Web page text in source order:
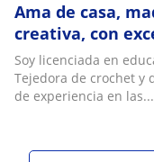
Ama de casa,
creativa, con
las
Soy licenciada en
Tejedora de crochet y
de experiencia en las...